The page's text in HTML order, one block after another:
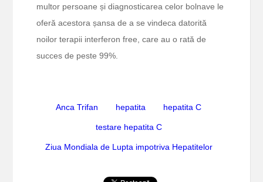
multor persoane și diagnosticarea celor bolnave le
oferă acestora șansa de a se vindeca datorită
noilor terapii interferon free, care au o rată de
succes de peste 99%.
Anca Trifan hepatita hepatita C
testare hepatita C
Ziua Mondiala de Lupta impotriva Hepatitelor